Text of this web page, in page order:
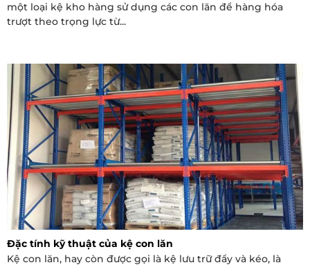
một loại kệ kho hàng sử dụng các con lăn để hàng hóa
trượt theo trọng lực từ...
Đặc tính kỹ thuật của kệ con lăn
Kệ con lăn, hay còn được gọi là kệ lưu trữ đẩy và kéo, là